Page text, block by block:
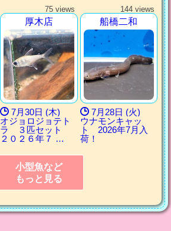
75 views
厚木店
7月30日 (木)
オジョロジョテト
ラ ３匹セット
２０２６年７ …
144 views
船橋二和
7月28日 (火)
ウナモンキャッ
ト 2026年7月入
荷！
小型魚など
もっと見る